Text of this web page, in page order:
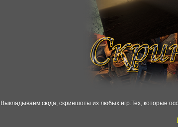
Выкладываем сюда, скриншоты из любых игр.Тех, которые